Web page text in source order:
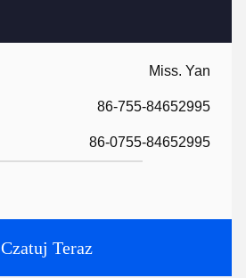
Miss. Yan
86-755-84652995
86-0755-84652995
Czatuj Teraz